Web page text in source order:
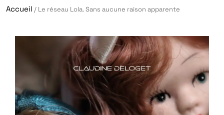
Accueil / Le réseau Lola. Sans aucune raison apparente